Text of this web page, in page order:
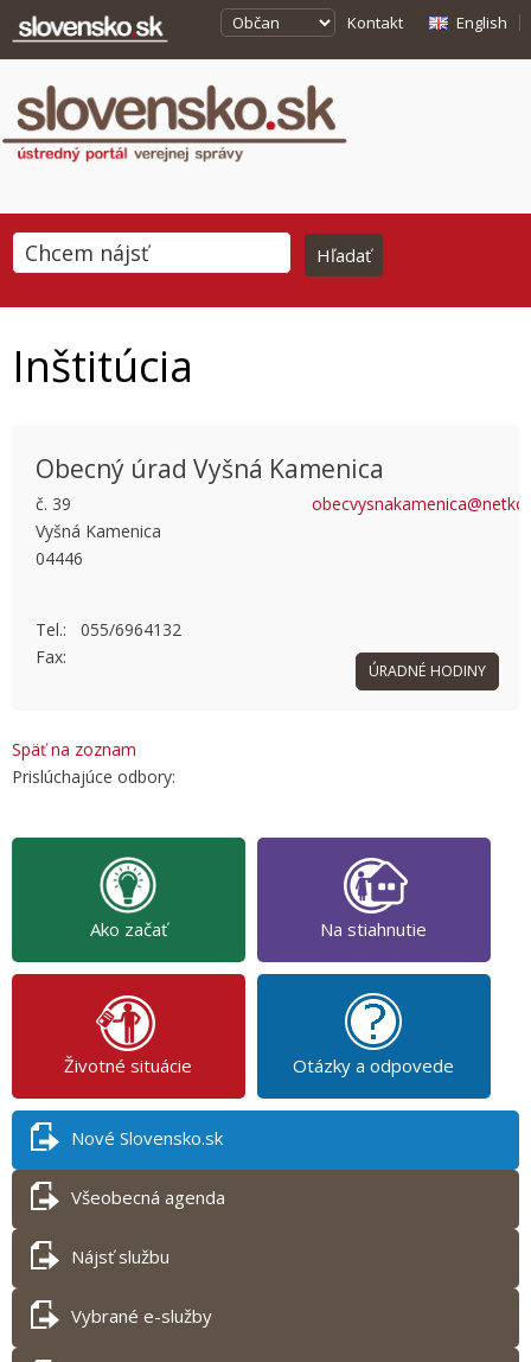
Kontakt English
Inštitúcia
This page can't load Google Maps correctly.
Obecný úrad Vyšná Kamenica
č. 39
Vyšná Kamenica
04446
Tel.: 055/6964132
Fax:
ÚRADNÉ HODINY
Späť na zoznam
Prislúchajúce odbory:
Ako začať Na stiahnutie
Životné situácie Otázky a odpovede
Nové Slovensko.sk
Všeobecná agenda
Nájsť službu
Vybrané e-služby